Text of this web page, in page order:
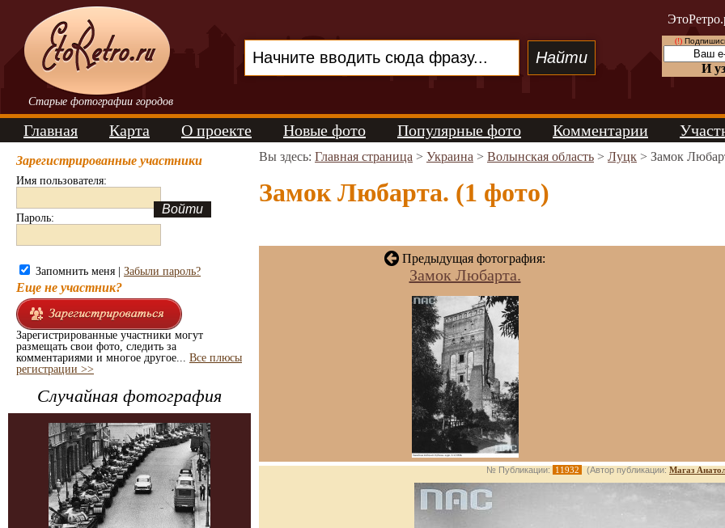
Старые фотографии городов
(!)
И
Главная Карта О проекте Новые фото Популярные фото Комментарии
Зарегистрированные участники
Имя пользователя:
Пароль:
Запомнить меня | Забыли пароль?
Еще не участник?
Зарегистрированные участники могут
размещать свои фото, следить за
комментариями и многое другое... Все плюсы
регистрации >>
Случайная фотография
Вы здесь: Главная страница > Украина > Волынская область > Луцк > Замок
Замок Любарта. (1 фото)
Предыдущая фотография:
Замок Любарта.
№ Публикации: 11932 (Автор публикации: Магаз